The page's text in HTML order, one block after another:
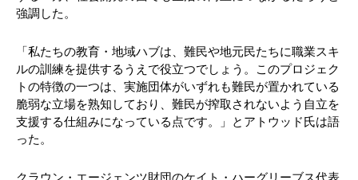
強調した。
「私たちの教育・地域ハブは、難民や地元民たちに職業スキ
ルの訓練を提供するうえで役立つでしょう。このプロジェク
トの特徴の一つは、実施団体がいずれも難民が置かれている
脆弱な立場を熟知しており、難民が搾取されないよう自立を
支援する仕組みになっている点です。」とアトウッド氏は語
った。